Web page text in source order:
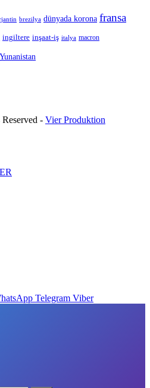
brezilya dünyada korona fransa
ingiltere inşaat-iş italya macron
Yunanistan
- Vier Produktion
Telegram Viber